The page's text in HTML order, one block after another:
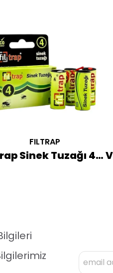
FILTRAP
Filtrap Sinek Tuzağı 4'lü